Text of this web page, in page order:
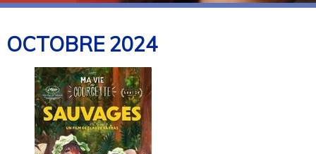
OCTOBRE2024